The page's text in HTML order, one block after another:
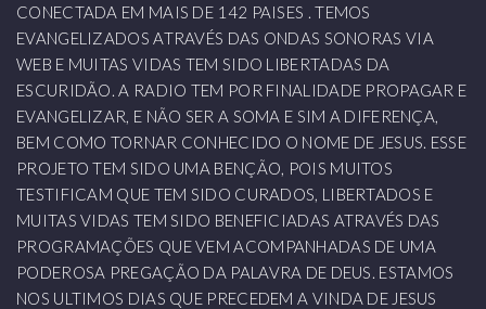
CONECTADA EM MAIS DE 142 PAISES . TEMOS
EVANGELIZADOS ATRAVÉS DAS ONDAS SONORAS VIA
WEB E MUITAS VIDAS TEM SIDO LIBERTADAS DA
ESCURIDÃO. A RADIO TEM POR FINALIDADE PROPAGAR E
EVANGELIZAR, E NÃO SER A SOMA E SIM A DIFERENÇA,
BEM COMO TORNAR CONHECIDO O NOME DE JESUS. ESSE
PROJETO TEM SIDO UMA BENÇÃO, POIS MUITOS
TESTIFICAM QUE TEM SIDO CURADOS, LIBERTADOS E
MUITAS VIDAS TEM SIDO BENEFICIADAS ATRAVÉS DAS
PROGRAMAÇÕES QUE VEM ACOMPANHADAS DE UMA
PODEROSA PREGAÇÃO DA PALAVRA DE DEUS. ESTAMOS
NOS ULTIMOS DIAS QUE PRECEDEM A VINDA DE JESUS